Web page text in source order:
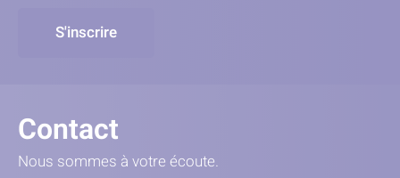
S'inscrire
Contact
Nous sommes à votre écoute.